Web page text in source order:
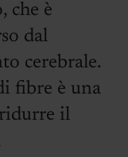
che è
dal
cerebrale.
fibre è una
il